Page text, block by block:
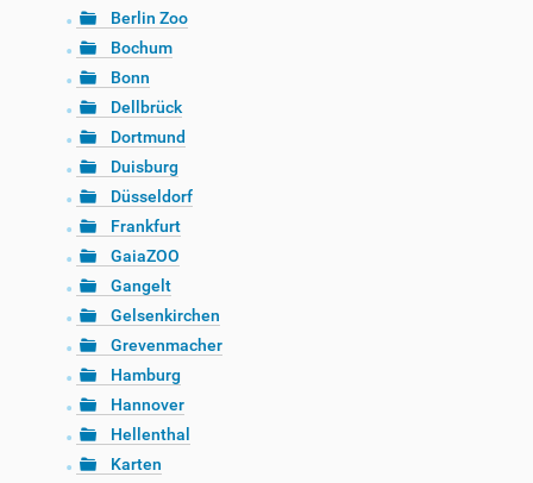
Berlin Zoo
Bochum
Bonn
Dellbrück
Dortmund
Duisburg
Düsseldorf
Frankfurt
GaiaZOO
Gangelt
Gelsenkirchen
Grevenmacher
Hamburg
Hannover
Hellenthal
Karten